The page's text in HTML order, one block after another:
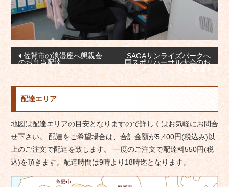
投
稿
ナ
ビ
ゲ
ー
シ
ョ
ン
佐賀市の浪漫座へ懇親会
のお弁当配達
SAGAサンライズパークへ
国スポリハーサル大会のお
弁当配達
配達エリア
地図は配達エリアの目安となりますので詳しくはお気軽にお問合
せ下さい。 配達をご希望場合は、合計金額が5,400円(税込み)以
上のご注文で配達を致します。 一度のご注文で配達料550円(税
込)を頂きます。配達時間は9時より18時迄となります。